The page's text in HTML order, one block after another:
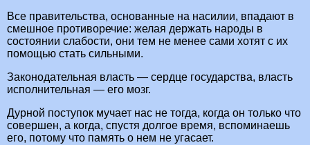
Все правительства, основанные на насилии, впадают в
смешное противоречие: желая держать народы в
состоянии слабости, они тем не менее сами хотят с их
помощью стать сильными.
Законодательная власть — сердце государства, власть
исполнительная — его мозг.
Дурной поступок мучает нас не тогда, когда он только что
совершен, а когда, спустя долгое время, вспоминаешь
его, потому что память о нем не угасает.